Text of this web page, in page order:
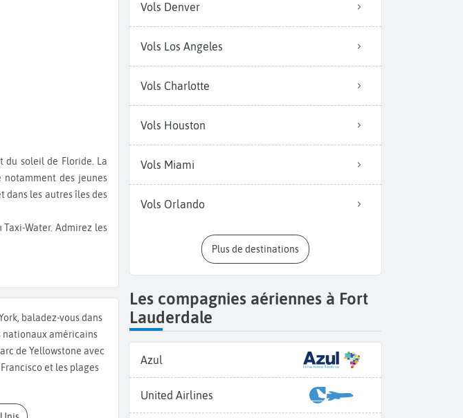
du soleil de Floride. La
des jeunes
dans les autres îles des
Taxi-Water. Admirez les
de porc et de fromage,
de salade
boutiques à disposition.
baladez-vous dans
nationaux américains
de Yellowstone avec
et les plages
Vols Denver
Vols Los Angeles
Vols Charlotte
Vols Houston
Vols Miami
Vols Orlando
Plus de destinations
Les compagnies aériennes à Fort
Lauderdale
Azul
United Airlines